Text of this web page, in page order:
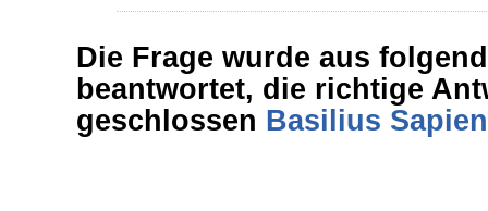
Die Frage wurde aus
beantwortet, die richtige
geschlossen Basilius